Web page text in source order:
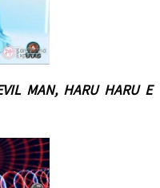
MAN, HARU HARU E